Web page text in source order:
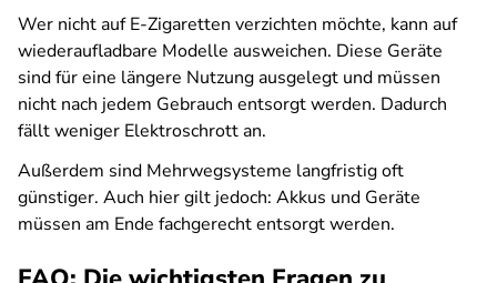
Wer nicht auf E-Zigaretten verzichten möchte, kann auf
wiederaufladbare Modelle ausweichen. Diese Geräte
sind für eine längere Nutzung ausgelegt und müssen
nicht nach jedem Gebrauch entsorgt werden. Dadurch
fällt weniger Elektroschrott an.
Außerdem sind Mehrwegsysteme langfristig oft
günstiger. Auch hier gilt jedoch: Akkus und Geräte
müssen am Ende fachgerecht entsorgt werden.